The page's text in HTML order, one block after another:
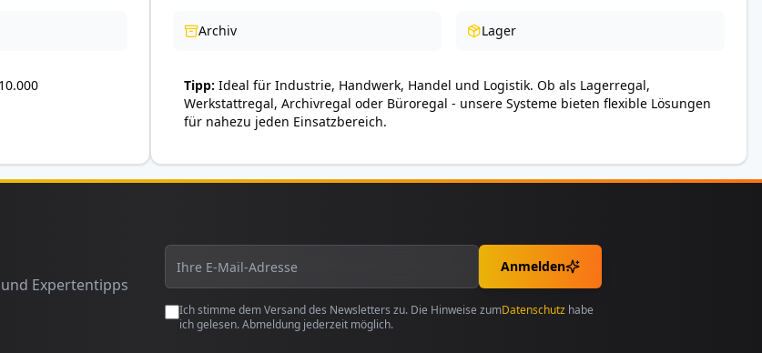
Archiv Lager
Tipp Ideal für Industrie, Handwerk, Handel und Logistik. Ob als Lagerregal,
Werkstattregal, Archivregal oder Büroregal - unsere Systeme bieten flexible Lösungen
für nahezu jeden Einsatzbereich.
Expertentipps
Anmelden
Ich stimme dem Versand des Newsletters zu. Die Hinweise zumDatenschutz habe
ich gelesen. Abmeldung jederzeit möglich.